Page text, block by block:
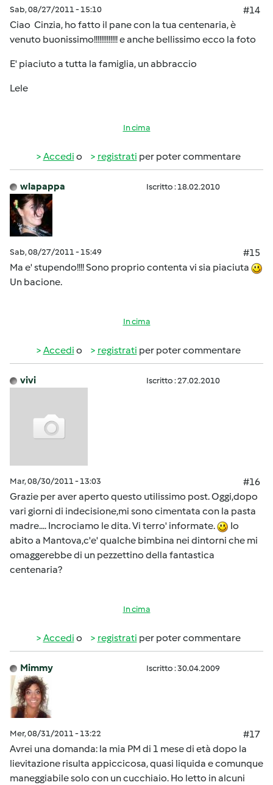
Sab, 08/27/2011 - 15:10
#14
Ciao Cinzia, ho fatto il pane con la tua centenaria, è
venuto buonissimo!!!!!!!!!!!!! e anche bellissimo ecco la foto
E' piaciuto a tutta la famiglia, un abbraccio
Lele
In cima
Accedi o registrati per poter commentare
wlapappa Iscritto : 18.02.2010
Sab, 08/27/2011 - 15:49
#15
Ma e' stupendo!!!! Sono proprio contenta vi sia piaciuta
Un bacione.
In cima
Accedi o registrati per poter commentare
vivi Iscritto : 27.02.2010
Mar, 08/30/2011 - 13:03
#16
Grazie per aver aperto questo utilissimo post. Oggi,dopo
vari giorni di indecisione,mi sono cimentata con la pasta
madre.... Incrociamo le dita. Vi terro' informate.
Io
abito a Mantova,c'e' qualche bimbina nei dintorni che mi
omaggerebbe di un pezzettino della fantastica
centenaria?
In cima
Accedi o registrati per poter commentare
Mimmy Iscritto : 30.04.2009
Mer, 08/31/2011 - 13:22
#17
Avrei una domanda: la mia PM di 1 mese di età dopo la
lievitazione risulta appiccicosa, quasi liquida e comunque
maneggiabile solo con un cucchiaio. Ho letto in alcuni